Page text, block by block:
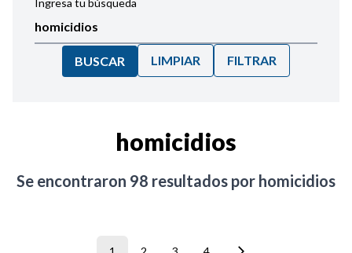
Ingresa tu búsqueda
BUSCAR LIMPIAR FILTRAR
homicidios
Se encontraron 98 resultados por homicidios